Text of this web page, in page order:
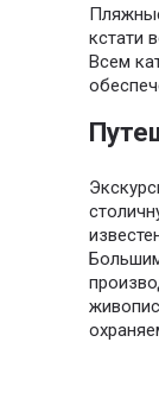
кстати
Всем